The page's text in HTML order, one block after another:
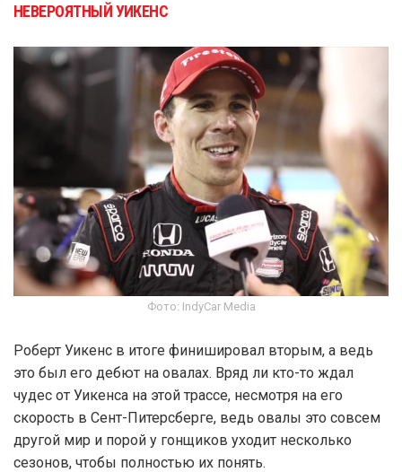
НЕВЕРОЯТНЫЙ УИКЕНС
Фото: IndyCar Media
Роберт Уикенс в итоге финишировал вторым, а ведь
это был его дебют на овалах. Вряд ли кто-то ждал
чудес от Уикенса на этой трассе, несмотря на его
скорость в Сент-Питерсберге, ведь овалы это совсем
другой мир и порой у гонщиков уходит несколько
сезонов, чтобы полностью их понять.